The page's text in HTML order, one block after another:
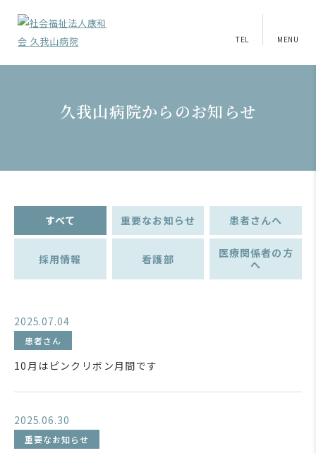
TEL MENU
久我山病院からのお知らせ
すべて 重要なお知らせ 患者さんへ
採用情報 看護部
医療関係者の方
へ
2025.07.04
患者さん
10月はピンクリボン月間です
2025.06.30
重要なお知らせ